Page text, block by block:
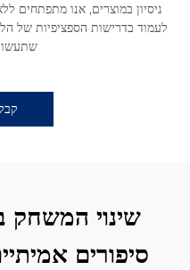
ניסיון במוצרים, אנו מתפתחים
לעמוד בדרישות הספציפיות של
שתעשו
שינוי המשחק
סיפורים